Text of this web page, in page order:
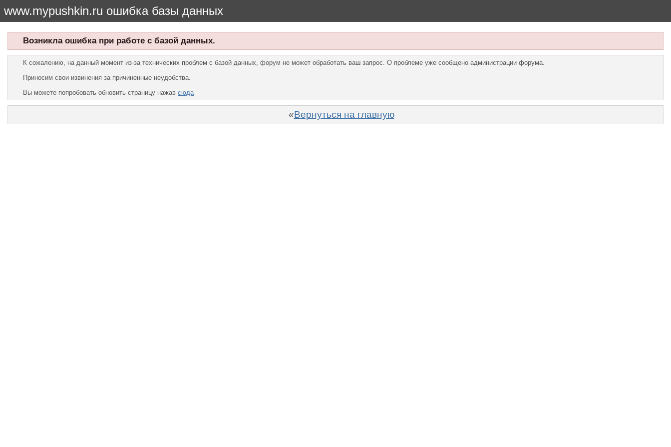
www.mypushkin.ru ошибка базы данных
Возникла ошибка при работе с базой данных.
К сожалению, на данный момент из-за технических проблем с базой данных, форум не может обработать ваш запрос. О проблеме уже сообщено администрации форума.
Приносим свои извинения за причиненные неудобства.
Вы можете попробовать обновить страницу нажав сюда
«Вернуться на главную